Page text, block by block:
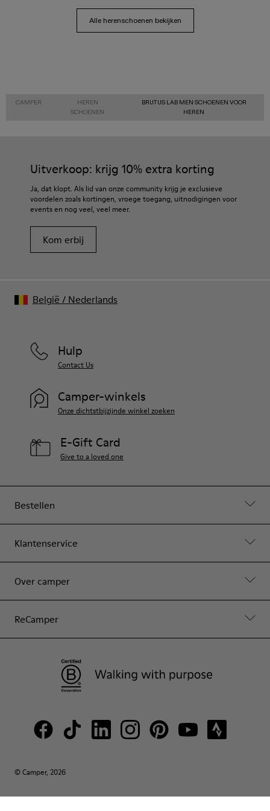
Alle herenschoenen bekijken
CAMPER
HEREN
SCHOENEN
BRUTUS LAB MEN SCHOENEN VOOR
HEREN
Uitverkoop: krijg 10% extra korting
Ja, dat klopt. Als lid van onze community krijg je exclusieve
voordelen zoals kortingen, vroege toegang, uitnodigingen voor
events en nog veel, veel meer.
Kom erbij
Bestellen
Klantenservice
Over camper
ReCamper
Hulp
Contact Us
Camper-winkels
Onze dichtstbijzijnde winkel zoeken
E-Gift Card
Give to a loved one
© Camper, 2026
België / Nederlands